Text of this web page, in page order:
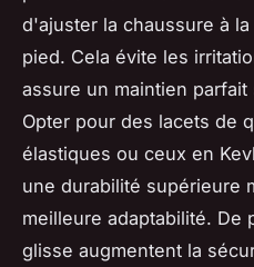
d'ajuster la chaussure à
pied. Cela évite les
assure un maintien
Opter pour des lacets de
élastiques ou ceux en
une durabilité supérieure
meilleure adaptabilité. De
glisse augmentent la